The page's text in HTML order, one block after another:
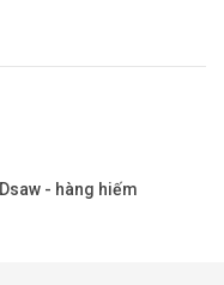
- hàng hiếm